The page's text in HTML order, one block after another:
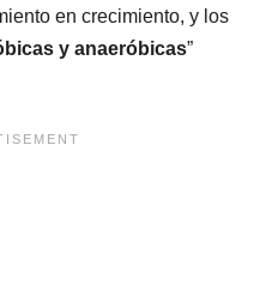
en crecimiento, y los
y anaeróbicas”